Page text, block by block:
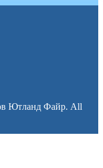
Ютланд Файр. All